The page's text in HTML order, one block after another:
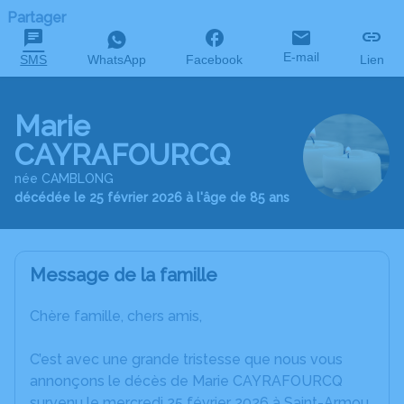
Partager
SMS WhatsApp Facebook E-mail Lien
Marie
CAYRAFOURCQ
née CAMBLONG
décédée le 25 février 2026 à l'âge de 85 ans
Message de la famille
Chère famille, chers amis,
C’est avec une grande tristesse que nous vous
annonçons le décès de Marie CAYRAFOURCQ